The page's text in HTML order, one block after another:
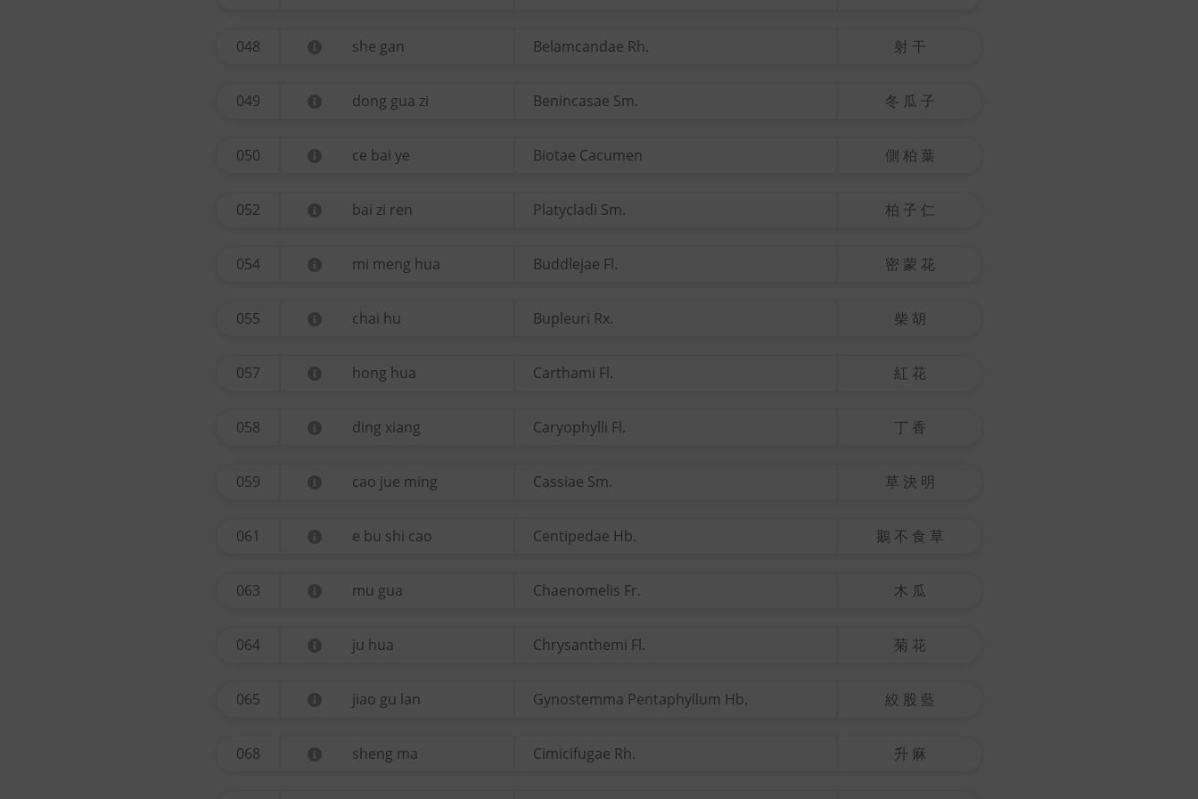
048 she gan Belamcandae Rh. 射 干
049 dong gua zi Benincasae Sm. 冬 瓜 子
050 ce bai ye Biotae Cacumen 側 柏 葉
052 bai zi ren Platycladi Sm. 柏 子 仁
054 mi meng hua Buddlejae Fl. 密 蒙 花
055 chai hu Bupleuri Rx. 柴 胡
057 hong hua Carthami Fl. 紅 花
058 ding xiang Caryophylli Fl. 丁 香
059 cao jue ming Cassiae Sm. 草 決 明
061 e bu shi cao Centipedae Hb. 鵝 不 食 草
063 mu gua Chaenomelis Fr. 木 瓜
064 ju hua Chrysanthemi Fl. 菊 花
065 jiao gu lan Gynostemma Pentaphyllum Hb. 絞 股 藍
068 sheng ma Cimicifugae Rh. 升 麻